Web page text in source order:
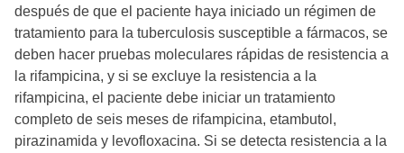
después de que el paciente haya iniciado un régimen de
tratamiento para la tuberculosis susceptible a fármacos, se
deben hacer pruebas moleculares rápidas de resistencia a
la rifampicina, y si se excluye la resistencia a la
rifampicina, el paciente debe iniciar un tratamiento
completo de seis meses de rifampicina, etambutol,
pirazinamida y levofloxacina. Si se detecta resistencia a la